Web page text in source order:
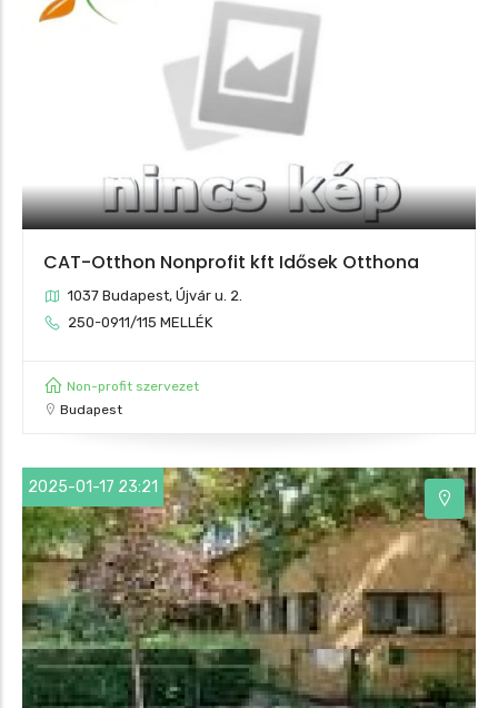
CAT-Otthon Nonprofit kft Idősek Otthona
1037 Budapest, Újvár u. 2.
250-0911/115 MELLÉK
Non-profit szervezet
Budapest
2025-01-17 23:21 2